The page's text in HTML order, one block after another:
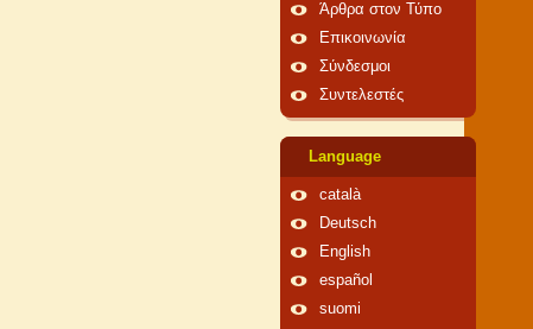
Άρθρα στον Τύπο
Επικοινωνία
Σύνδεσμοι
Συντελεστές
Language
català
Deutsch
English
español
suomi